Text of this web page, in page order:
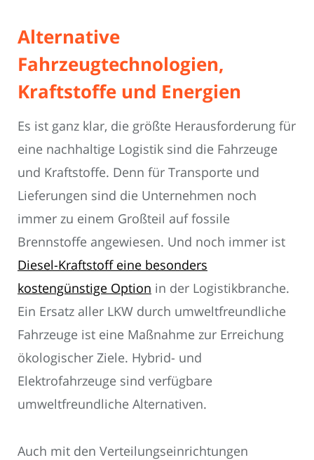
Alternative
Fahrzeugtechnologien,
Kraftstoffe und Energien
Es ist ganz klar, die größte Herausforderung für
eine nachhaltige Logistik sind die Fahrzeuge
und Kraftstoffe. Denn für Transporte und
Lieferungen sind die Unternehmen noch
immer zu einem Großteil auf fossile
Brennstoffe angewiesen. Und noch immer ist
Diesel-Kraftstoff eine besonders
kostengünstige Option in der Logistikbranche.
Ein Ersatz aller LKW durch umweltfreundliche
Fahrzeuge ist eine Maßnahme zur Erreichung
ökologischer Ziele. Hybrid- und
Elektrofahrzeuge sind verfügbare
umweltfreundliche Alternativen.
Auch mit den Verteilungseinrichtungen